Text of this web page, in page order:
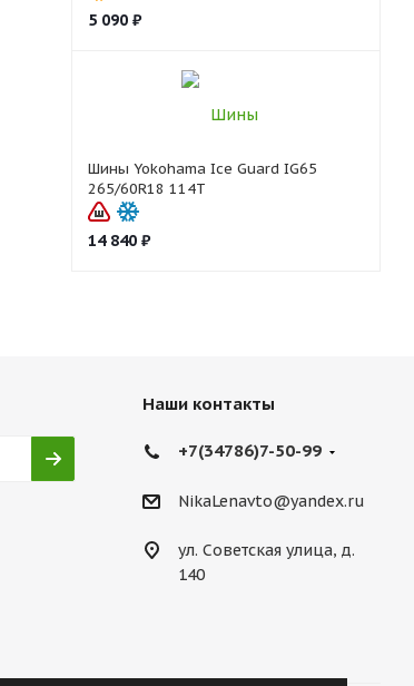
5 090₽
Шины Yokohama Ice Guard IG65
265/60R18 114T
14 840₽
Наши контакты
+7(34786)7-50-99
NikaLenavto@yandex.ru
ул. Советская улица, д.
140